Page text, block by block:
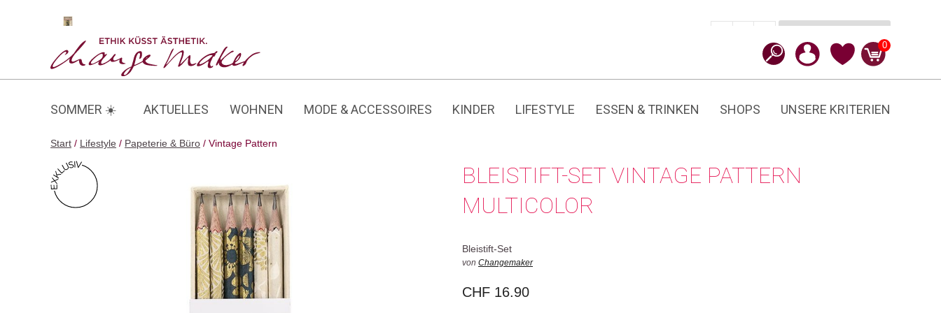
0
SOMMER ☀️ AKTUELLES WOHNEN MODE & ACCESSOIRES KINDER LIFESTYLE ESSEN & TRINKEN SHOPS UNSERE KRITERIEN
Start / Lifestyle / Papeterie & Büro / Vintage Pattern
BLEISTIFT-SET VINTAGE PATTERN
MULTICOLOR
Bleistift-Set
von Changemaker
CHF 16.90